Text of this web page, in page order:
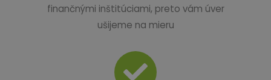
finančnými inštitúciami, preto vám úver
ušijeme na mieru